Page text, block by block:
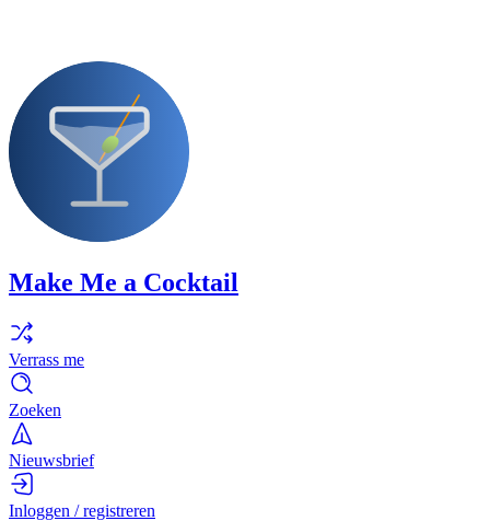
Make Me a Cocktail
Verrass me
Zoeken
Nieuwsbrief
Inloggen / registreren